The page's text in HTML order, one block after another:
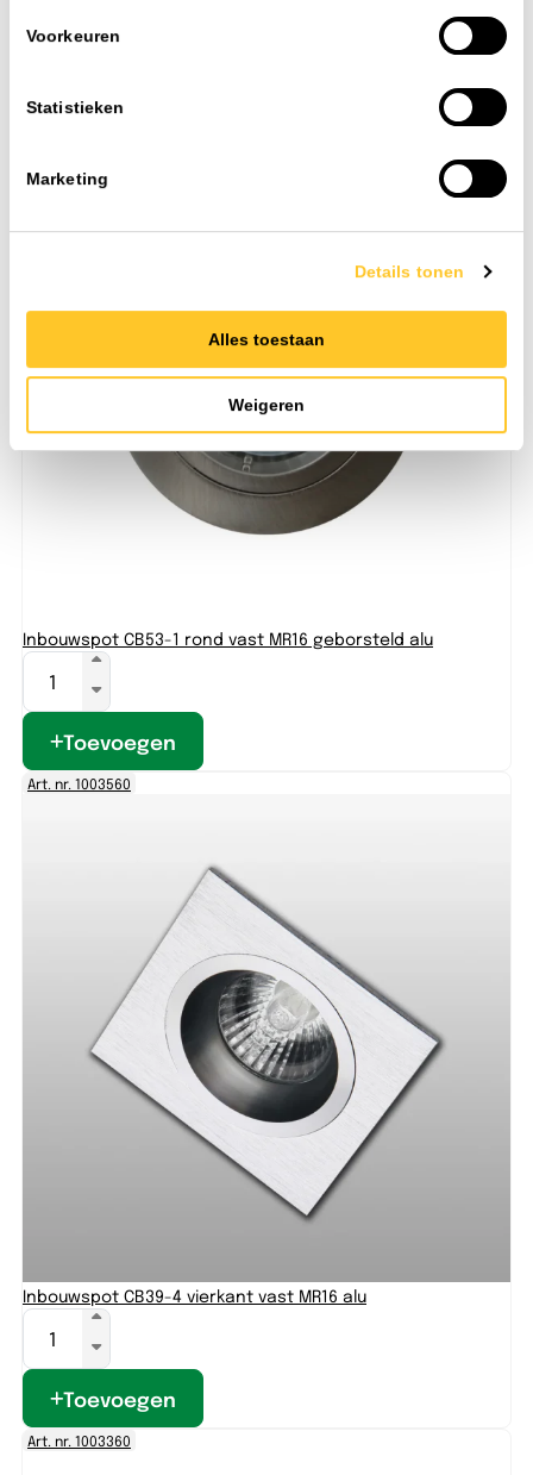
Voorkeuren
Statistieken
Marketing
Details tonen
Alles toestaan
Weigeren
Inbouwspot CB53-1 rond vast MR16 geborsteld alu
Toevoegen
Art. nr. 1003560
Inbouwspot CB39-4 vierkant vast MR16 alu
Toevoegen
Art. nr. 1003360